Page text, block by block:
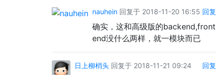
nauhein 回复于 2018-11-20 16:55 回复
确实，这和高级版的backend,front
end没什么两样，就一模块而已
日上柳梢头 回复于 2018-11-21 09:24 回复